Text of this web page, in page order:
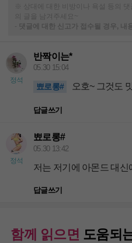
※ 상대에 대한 비방이나 욕설 등의 댓
의 글을 남겨주세요~
-
댓글에 대한 신고가 접수될 경우,
정석
반짝이는*
05.30 15:04
뾰로롱# 오호~ 그것도
답글쓰기
정석
뾰로롱#
05.30 13:42
저는 저기에 아몬드 대
답글쓰기
함께 읽으면 도움되